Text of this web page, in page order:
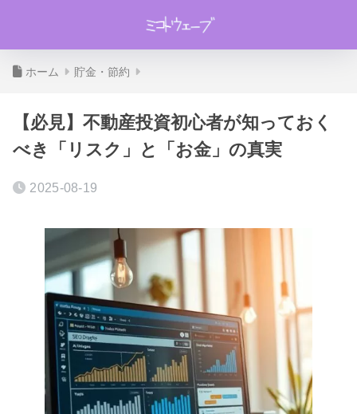
ホーム 貯金・節約
【必見】不動産投資初心者が知っておく
べき「リスク」と「お金」の真実
2025-08-19